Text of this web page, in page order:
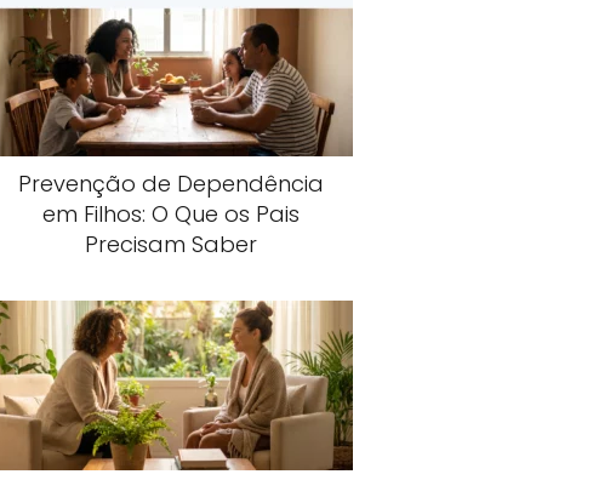
Prevenção de Dependência
em Filhos: O Que os Pais
Precisam Saber